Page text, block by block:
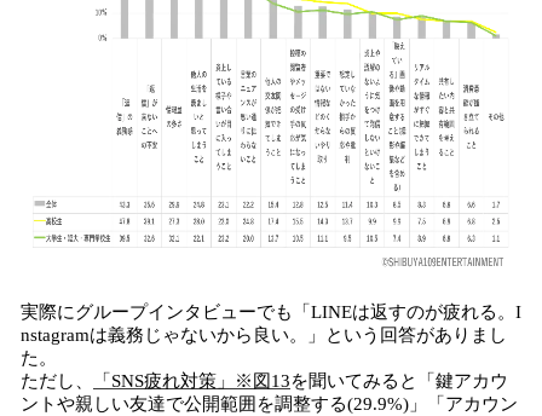
実際にグループインタビューでも「LINEは返すのが疲れる。I
nstagramは義務じゃないから良い。」という回答がありまし
た。
ただし、
「SNS疲れ対策」※図13を聞いてみると「鍵アカウ
ントや親しい友達で公開範囲を調整する(29.9%)」「アカウン